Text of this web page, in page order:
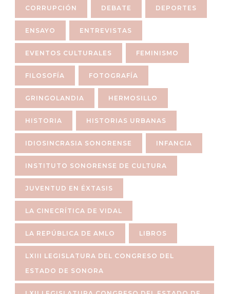
CORRUPCIÓN DEBATE DEPORTES
ENSAYO ENTREVISTAS
EVENTOS CULTURALES FEMINISMO
FILOSOFÍA FOTOGRAFÍA
GRINGOLANDIA HERMOSILLO
HISTORIA HISTORIAS URBANAS
IDIOSINCRASIA SONORENSE INFANCIA
INSTITUTO SONORENSE DE CULTURA
JUVENTUD EN ÉXTASIS
LA CINECRÍTICA DE VIDAL
LA REPÚBLICA DE AMLO LIBROS
LXIII LEGISLATURA DEL CONGRESO DEL
ESTADO DE SONORA